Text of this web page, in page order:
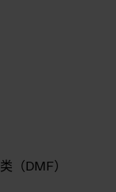
（DMF）